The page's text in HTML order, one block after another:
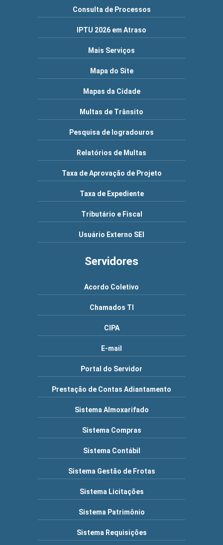
Consulta de Processos
IPTU 2026 em Atraso
Mais Serviços
Mapa do Site
Mapas da Cidade
Multas de Trânsito
Pesquisa de logradouros
Relatórios de Multas
Taxa de Aprovação de Projeto
Taxa de Expediente
Tributário e Fiscal
Usuário Externo SEI
Servidores
Acordo Coletivo
Chamados TI
CIPA
E-mail
Portal do Servidor
Prestação de Contas Adiantamento
Sistema Almoxarifado
Sistema Compras
Sistema Contábil
Sistema Gestão de Frotas
Sistema Licitações
Sistema Patrimônio
Sistema Requisições